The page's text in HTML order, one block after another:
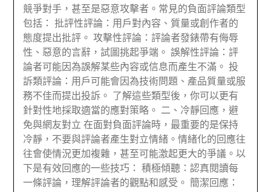
競爭對手，甚至是惡意攻擊者。常見的負面評論類型
包括： 批評性評論：用戶對內容、質量或創作者的
態度提出批評。 攻擊性評論：評論者發錶帶有侮辱
性、惡意的言辭，試圖挑起爭端。 誤解性評論：評
論者可能因為誤解某些內容或信息而產生不滿。 投
訴類評論：用戶可能會因為技術問題、產品質量或服
務不佳而提出投訴。 了解這些類型後，你可以更有
針對性地採取適當的應對策略。 二、冷靜回應，避
免與網友對立 在面對負面評論時，最重要的是保持
冷靜，不要與評論者產生對立情緒。情緒化的回應往
往會使情況更加複雜，甚至可能激起更大的爭議。以
下是有效回應的一些技巧： 積極傾聽：認真閱讀每
一條評論，理解評論者的觀點和感受。 簡潔回應：